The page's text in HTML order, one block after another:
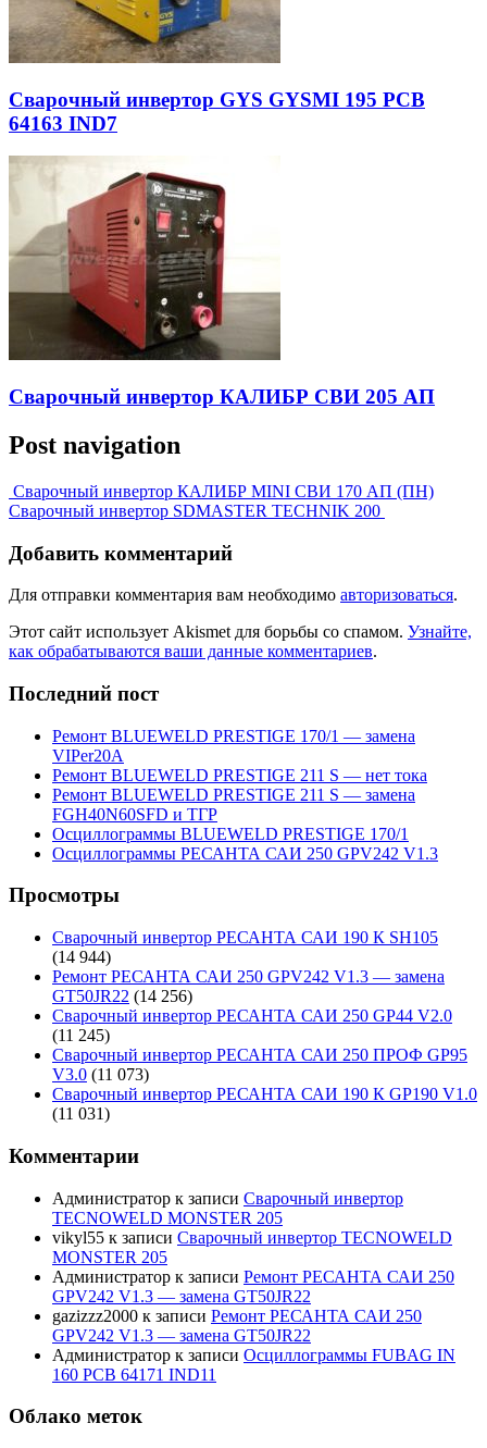
Сварочный инвертор GYS GYSMI 195 PCB
64163 IND7
Сварочный инвертор КАЛИБР СВИ 205 АП
Post navigation
Сварочный инвертор КАЛИБР MINI СВИ 170 АП (ПН)
Сварочный инвертор SDMASTER TECHNIK 200
Добавить комментарий
Для отправки комментария вам необходимо авторизоваться.
Этот сайт использует Akismet для борьбы со спамом. Узнайте,
как обрабатываются ваши данные комментариев.
Последний пост
Ремонт BLUEWELD PRESTIGE 170/1 — замена
VIPer20A
Ремонт BLUEWELD PRESTIGE 211 S — нет тока
Ремонт BLUEWELD PRESTIGE 211 S — замена
FGH40N60SFD и ТГР
Осциллограммы BLUEWELD PRESTIGE 170/1
Осциллограммы РЕСАНТА САИ 250 GPV242 V1.3
Просмотры
Сварочный инвертор РЕСАНТА САИ 190 К SH105
(14 944)
Ремонт РЕСАНТА САИ 250 GPV242 V1.3 — замена
GT50JR22 (14 256)
Сварочный инвертор РЕСАНТА САИ 250 GP44 V2.0
(11 245)
Сварочный инвертор РЕСАНТА САИ 250 ПРОФ GP95
V3.0 (11 073)
Сварочный инвертор РЕСАНТА САИ 190 К GP190 V1.0
(11 031)
Комментарии
Администратор к записи Сварочный инвертор
TECNOWELD MONSTER 205
vikyl55 к записи Сварочный инвертор TECNOWELD
MONSTER 205
Администратор к записи Ремонт РЕСАНТА САИ 250
GPV242 V1.3 — замена GT50JR22
gazizzz2000 к записи Ремонт РЕСАНТА САИ 250
GPV242 V1.3 — замена GT50JR22
Администратор к записи Осциллограммы FUBAG IN
160 PCB 64171 IND11
Облако меток